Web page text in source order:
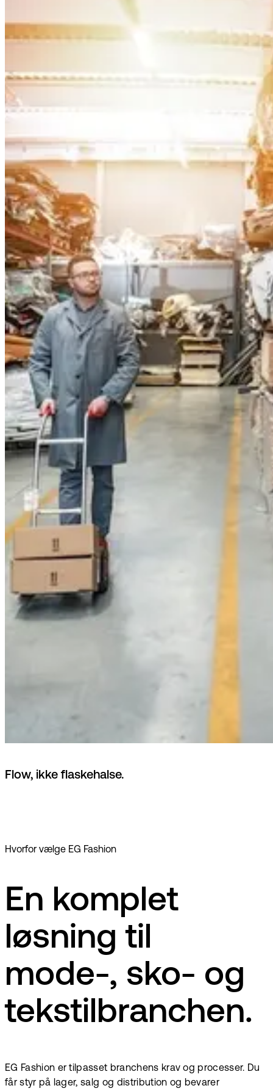
Flow, ikke flaskehalse.
Hvorfor vælge EG Fashion
En komplet
løsning til
mode-, sko- og
tekstilbranchen.
EG Fashion er tilpasset branchens krav og processer. Du
får styr på lager, salg og distribution og bevarer